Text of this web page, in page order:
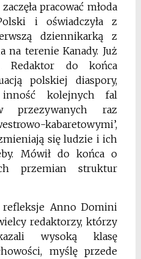
pracować młoda
i oświadczyła z
dziennikarką z
na terenie Kanady. Już
Redaktor do końca
polskiej diaspory,
inność kolejnych fal
przezywanych raz
kabaretowymi’,
się ludzie i ich
Mówił do końca o
przemian struktur
Anno Domini
redaktorzy, którzy
wysoką klasę
myślę przede